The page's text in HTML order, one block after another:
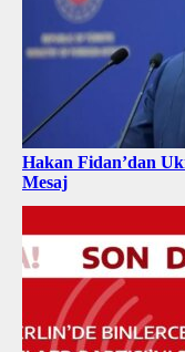
Hakan Fidan’dan
Mesaj